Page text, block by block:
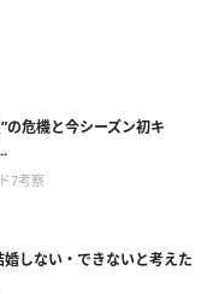
の危機と今シーズン初キ
7考察
しない・できないと考えた